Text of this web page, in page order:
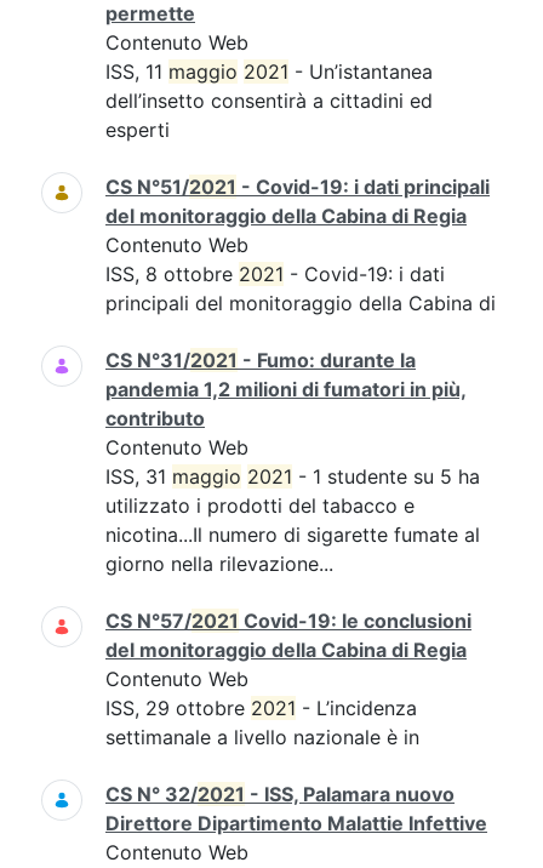
permette
Contenuto Web
ISS, 11 maggio 2021 - Un’istantanea
dell’insetto consentirà a cittadini ed
esperti
CS N°51/2021 - Covid-19: i dati principali
del monitoraggio della Cabina di Regia
Contenuto Web
ISS, 8 ottobre 2021 - Covid-19: i dati
principali del monitoraggio della Cabina di
CS N°31/2021 - Fumo: durante la
pandemia 1,2 milioni di fumatori in più,
contributo
Contenuto Web
ISS, 31 maggio 2021 - 1 studente su 5 ha
utilizzato i prodotti del tabacco e
nicotina...Il numero di sigarette fumate al
giorno nella rilevazione...
CS N°57/2021 Covid-19: le conclusioni
del monitoraggio della Cabina di Regia
Contenuto Web
ISS, 29 ottobre 2021 - L’incidenza
settimanale a livello nazionale è in
CS N° 32/2021 - ISS, Palamara nuovo
Direttore Dipartimento Malattie Infettive
Contenuto Web